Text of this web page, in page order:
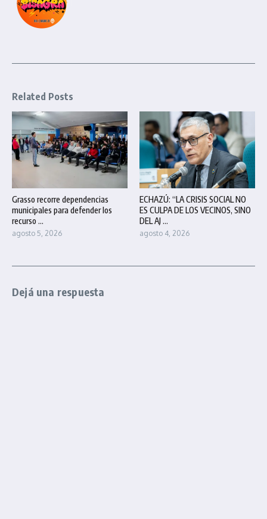
Related Posts
Grasso recorre dependencias
municipales para defender los
recurso ...
agosto 5, 2026
ECHAZÚ: “LA CRISIS SOCIAL NO
ES CULPA DE LOS VECINOS, SINO
DEL AJ ...
agosto 4, 2026
Dejá una respuesta